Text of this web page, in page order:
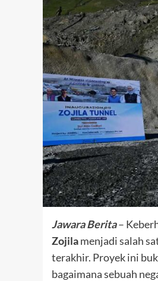
Jawara Berita–
Zojilamenjadi salah
terakhir. Proyek ini
bagaimana sebuah